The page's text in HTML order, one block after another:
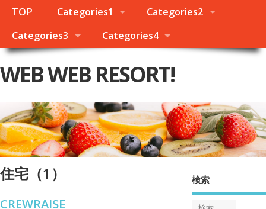
TOP Categories1
Categories2
Categories3
Categories4
WEB WEB RESORT!
住宅（1）
CREWRAISE
検索